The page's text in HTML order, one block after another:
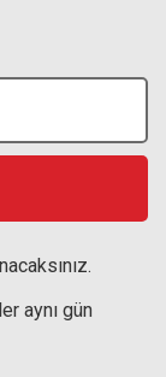
aynı gün